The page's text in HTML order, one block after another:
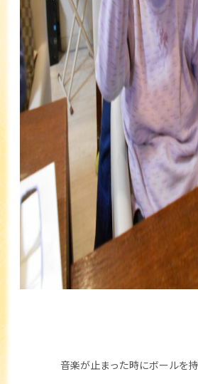
音楽が止まった時にボールを